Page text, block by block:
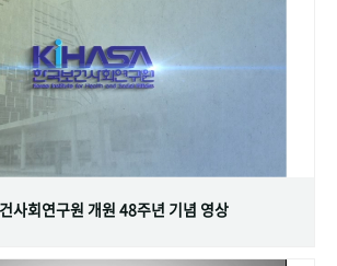
사회연구원 개원 48주년 기념 영상